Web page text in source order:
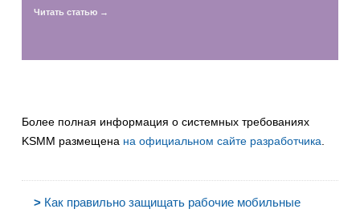
Читать статью →
Более полная информация о системных требованиях
KSMM размещена на официальном сайте разработчика
> Как правильно защищать рабочие мобильные